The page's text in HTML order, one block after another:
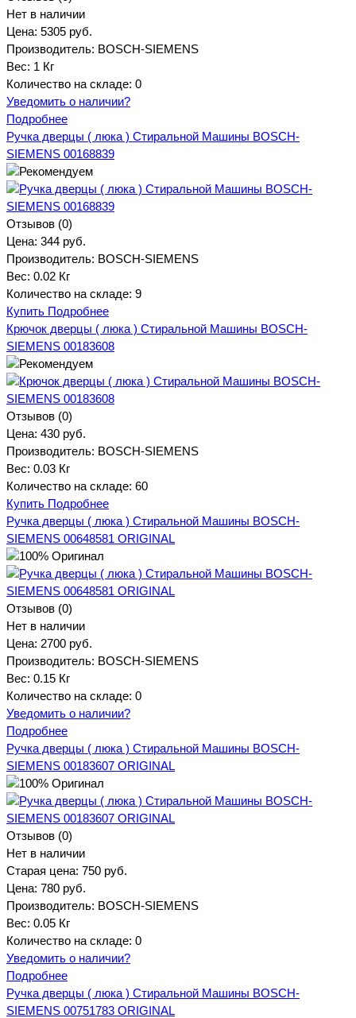
Нет в наличии
Цена: 5305 руб.
Производитель: BOSCH-SIEMENS
Вес: 1 Кг
Количество на складе: 0
Уведомить о наличии?
Подробнее
Ручка дверцы ( люка ) Стиральной Машины BOSCH-
SIEMENS 00168839
Отзывов (0)
Цена: 344 руб.
Производитель: BOSCH-SIEMENS
Вес: 0.02 Кг
Количество на складе: 9
Купить Подробнее
Крючок дверцы ( люка ) Стиральной Машины BOSCH-
SIEMENS 00183608
Отзывов (0)
Цена: 430 руб.
Производитель: BOSCH-SIEMENS
Вес: 0.03 Кг
Количество на складе: 60
Купить Подробнее
Ручка дверцы ( люка ) Стиральной Машины BOSCH-
SIEMENS 00648581 ORIGINAL
Отзывов (0)
Нет в наличии
Цена: 2700 руб.
Производитель: BOSCH-SIEMENS
Вес: 0.15 Кг
Количество на складе: 0
Уведомить о наличии?
Подробнее
Ручка дверцы ( люка ) Стиральной Машины BOSCH-
SIEMENS 00183607 ORIGINAL
Отзывов (0)
Нет в наличии
Старая цена: 750 руб.
Цена: 780 руб.
Производитель: BOSCH-SIEMENS
Вес: 0.05 Кг
Количество на складе: 0
Уведомить о наличии?
Подробнее
Ручка дверцы ( люка ) Стиральной Машины BOSCH-
SIEMENS 00751783 ORIGINAL